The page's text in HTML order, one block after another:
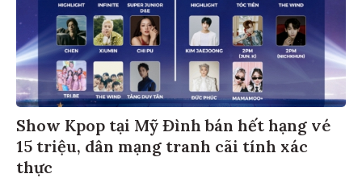
Show Kpop tại Mỹ Đình bán hết hạng vé
15 triệu, dân mạng tranh cãi tính xác
thực